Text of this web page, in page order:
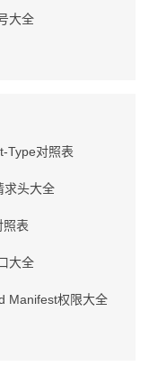
大全
Type对照表
求头大全
照表
大全
Manifest权限大全